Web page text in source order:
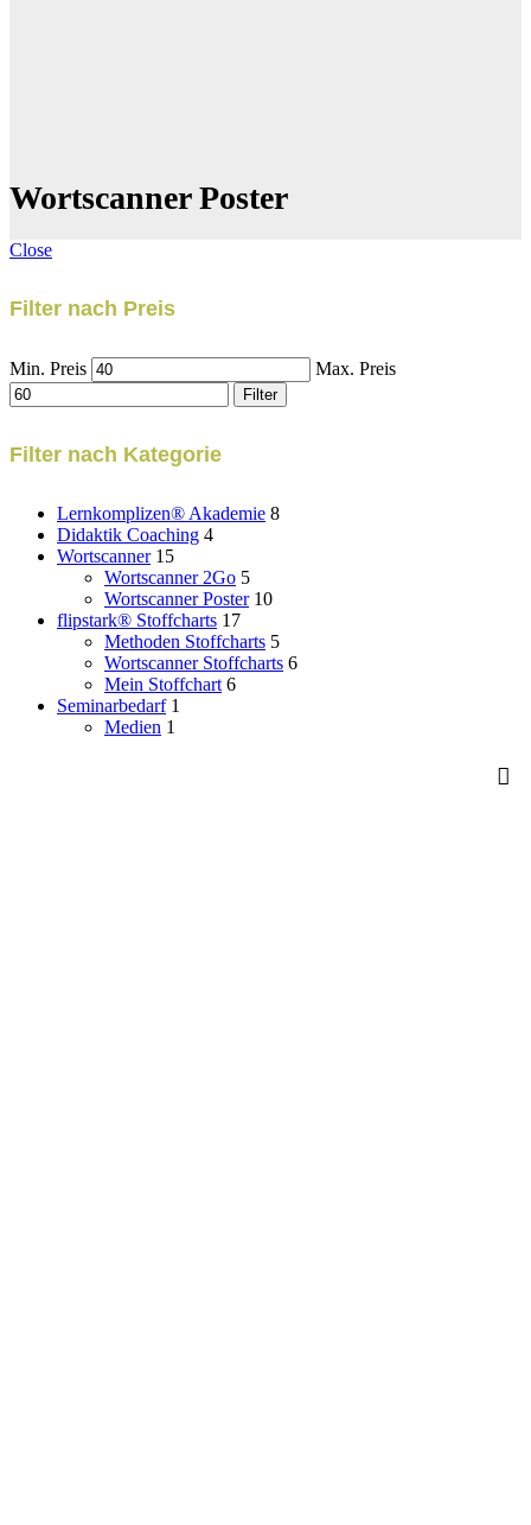
Wortscanner Poster
Close
Filter nach Preis
Min. Preis Max. Preis
Filter
Filter nach Kategorie
Lernkomplizen® Akademie 8
Didaktik Coaching 4
Wortscanner 15
Wortscanner 2Go 5
Wortscanner Poster 10
flipstark® Stoffcharts 17
Methoden Stoffcharts 5
Wortscanner Stoffcharts 6
Mein Stoffchart 6
Seminarbedarf 1
Medien 1